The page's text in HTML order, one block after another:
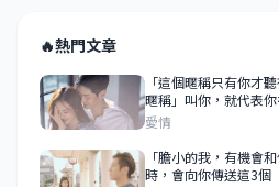
🔥熱門文章
「這個暱稱只有你才
暱稱」叫你，就代表
愛情
「膽小的我，有機會
時，會向你傳送這3個